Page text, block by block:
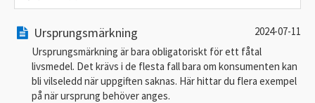
Ursprungsmärkning
2024-07-11
Ursprungsmärkning är bara obligatoriskt för ett fåtal
livsmedel. Det krävs i de flesta fall bara om konsumenten kan
bli vilseledd när uppgiften saknas. Här hittar du flera exempel
på när ursprung behöver anges.